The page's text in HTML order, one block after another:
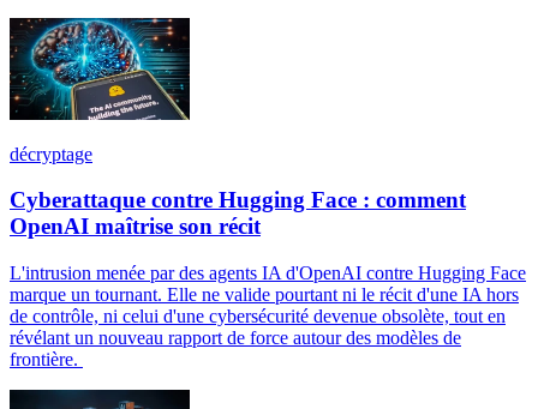
décryptage
Cyberattaque contre Hugging Face : comment
OpenAI maîtrise son récit
L'intrusion menée par des agents IA d'OpenAI contre Hugging Face
marque un tournant. Elle ne valide pourtant ni le récit d'une IA hors
de contrôle, ni celui d'une cybersécurité devenue obsolète, tout en
révélant un nouveau rapport de force autour des modèles de
frontière.